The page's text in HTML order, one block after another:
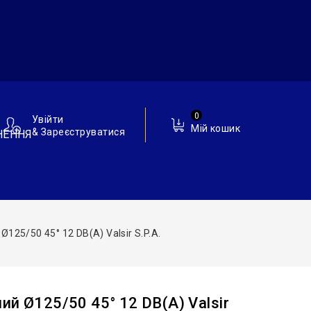
Мій кошик
0
Увійти
& Зареєструватися
50 45° 12 DB(A) Valsir S.p.A.
Ø125/50 45° 12 DB(A) Valsir